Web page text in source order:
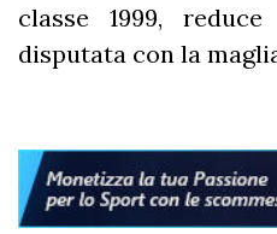
classe 1999,
disputata con la